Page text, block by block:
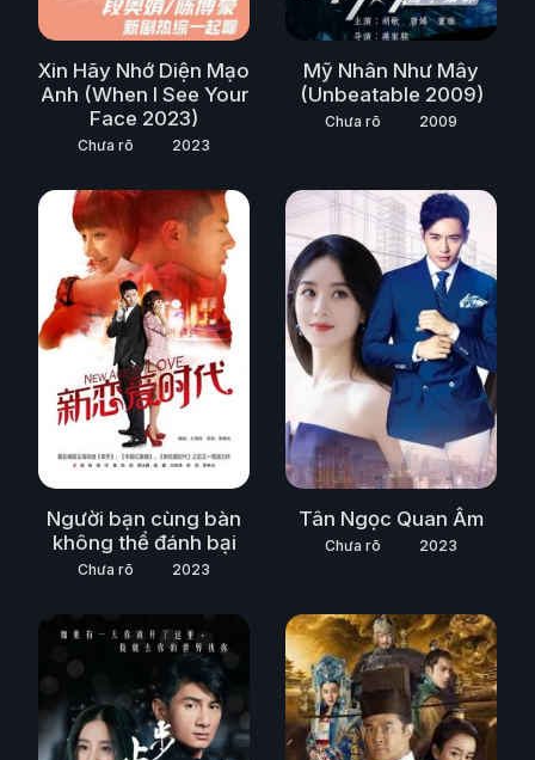
Xin Hãy Nhớ Diện Mạo
Anh (When I See Your
Face 2023)
Chưa rõ 2023
Mỹ Nhân Như Mây
(Unbeatable 2009)
Chưa rõ 2009
Người bạn cùng bàn
không thể đánh bại
Chưa rõ 2023
Tân Ngọc Quan Âm
Chưa rõ 2023